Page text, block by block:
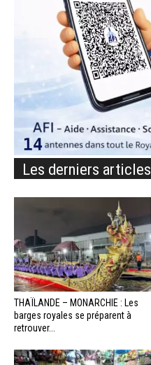
Les derniers articles
THAÏLANDE – MONARCHIE : Les
barges royales se préparent à
retrouver...